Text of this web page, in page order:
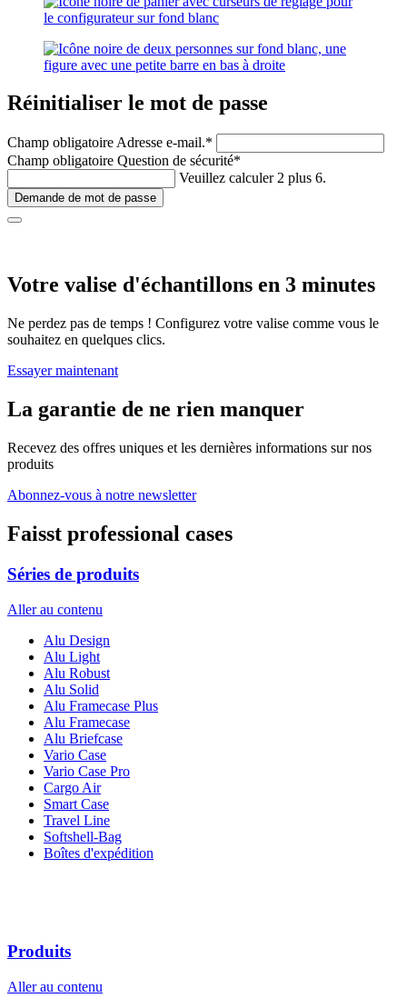
Réinitialiser le mot de passe
Champ obligatoire Adresse e-mail.*
Champ obligatoire Question de sécurité*
Veuillez calculer 2 plus 6.
Demande de mot de passe
Votre valise d'échantillons en 3 minutes
Ne perdez pas de temps ! Configurez votre valise comme vous le
souhaitez en quelques clics.
Essayer maintenant
La garantie de ne rien manquer
Recevez des offres uniques et les dernières informations sur nos
produits
Abonnez-vous à notre newsletter
Faisst professional cases
Séries de produits
Aller au contenu
Alu Design
Alu Light
Alu Robust
Alu Solid
Alu Framecase Plus
Alu Framecase
Alu Briefcase
Vario Case
Vario Case Pro
Cargo Air
Smart Case
Travel Line
Softshell-Bag
Boîtes d'expédition
Produits
Aller au contenu